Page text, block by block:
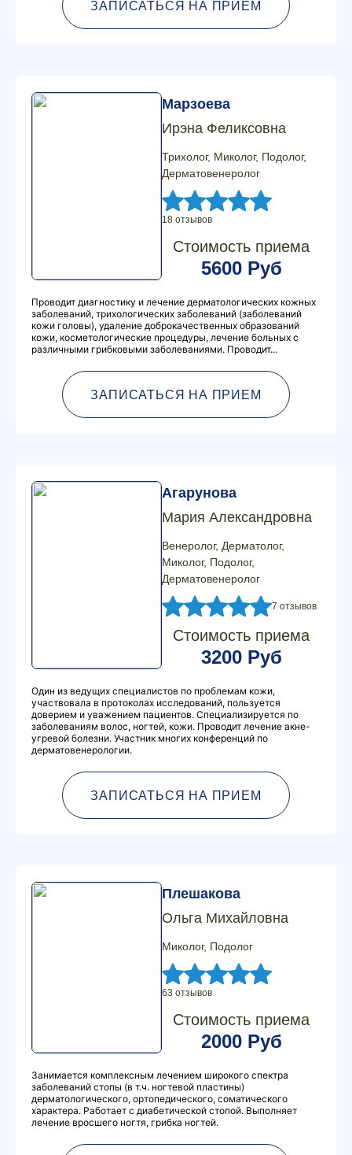
ЗАПИСАТЬСЯ НА ПРИЕМ
Марзоева
Ирэна Феликсовна
Трихолог, Миколог, Подолог,
Дерматовенеролог
18 отзывов
Стоимость приема
5600 Руб
Проводит диагностику и лечение дерматологических кожных
заболеваний, трихологических заболеваний (заболеваний
кожи головы), удаление доброкачественных образований
кожи, косметологические процедуры, лечение больных с
различными грибковыми заболеваниями. Проводит...
ЗАПИСАТЬСЯ НА ПРИЕМ
Агарунова
Мария Александровна
Венеролог, Дерматолог,
Миколог, Подолог,
Дерматовенеролог
7 отзывов
Стоимость приема
3200 Руб
Один из ведущих специалистов по проблемам кожи,
участвовала в протоколах исследований, пользуется
доверием и уважением пациентов. Специализируется по
заболеваниям волос, ногтей, кожи. Проводит лечение акне-
угревой болезни. Участник многих конференций по
дерматовенерологии.
ЗАПИСАТЬСЯ НА ПРИЕМ
Плешакова
Ольга Михайловна
Миколог, Подолог
63 отзывов
Стоимость приема
2000 Руб
Занимается комплексным лечением широкого спектра
заболеваний стопы (в т.ч. ногтевой пластины)
дерматологического, ортопедического, соматического
характера. Работает с диабетической стопой. Выполняет
лечение вросшего ногтя, грибка ногтей.